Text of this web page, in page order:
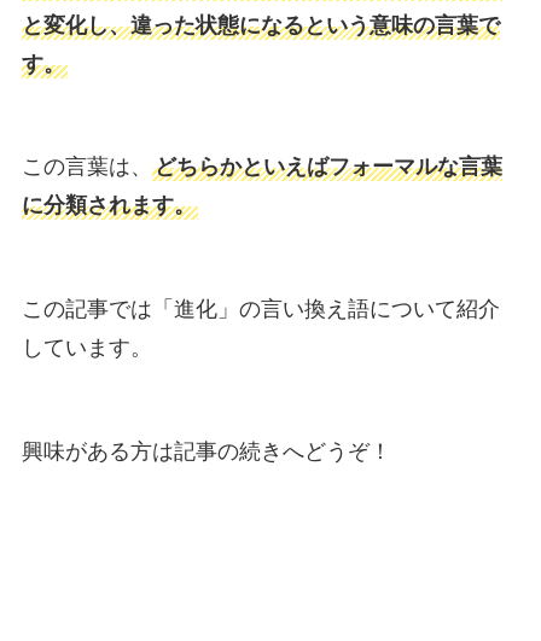
と変化し、違った状態になるという意味の言葉で
す。
この言葉は、 どちらかといえばフォーマルな言葉
に分類されます。
この記事では「進化」の言い換え語について紹介
しています。
興味がある方は記事の続きへどうぞ！